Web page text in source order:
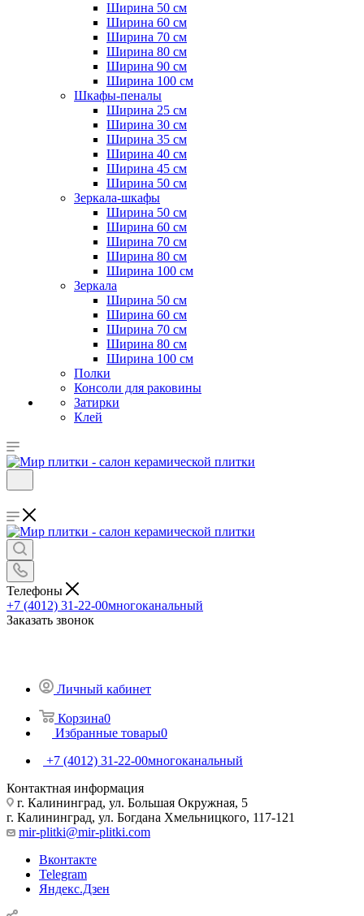
Ширина 50 см
Ширина 60 см
Ширина 70 см
Ширина 80 см
Ширина 90 см
Ширина 100 см
Шкафы-пеналы
Ширина 25 см
Ширина 30 см
Ширина 35 см
Ширина 40 см
Ширина 45 см
Ширина 50 см
Зеркала-шкафы
Ширина 50 см
Ширина 60 см
Ширина 70 см
Ширина 80 см
Ширина 100 см
Зеркала
Ширина 50 см
Ширина 60 см
Ширина 70 см
Ширина 80 см
Ширина 100 см
Полки
Консоли для раковины
Затирки
Клей
Телефоны
+7 (4012) 31-22-00многоканальный
Заказать звонок
Личный кабинет
Корзина0
Избранные товары0
+7 (4012) 31-22-00многоканальный
Контактная информация
г. Калининград, ул. Большая Окружная, 5
г. Калининград, ул. Богдана Хмельницкого, 117-121
mir-plitki@mir-plitki.com
Вконтакте
Telegram
Яндекс.Дзен